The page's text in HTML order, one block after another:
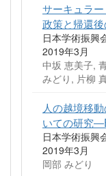
サーキュラ
政策と帰還
日本学術振興
2019年3月
中坂 恵美子,
みどり, 片柳
人の越境移
いての研究
日本学術振興
2019年3月
岡部 みどり